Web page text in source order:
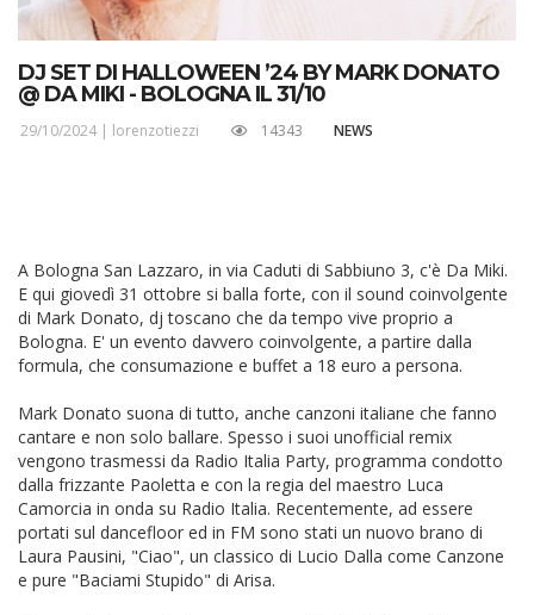
DJ SET DI HALLOWEEN ’24 BY MARK DONATO
@ DA MIKI - BOLOGNA IL 31/10
29/10/2024 | lorenzotiezzi 14343 NEWS
A Bologna San Lazzaro, in via Caduti di Sabbiuno 3, c'è Da Miki.
E qui giovedì 31 ottobre si balla forte, con il sound coinvolgente
di Mark Donato, dj toscano che da tempo vive proprio a
Bologna. E' un evento davvero coinvolgente, a partire dalla
formula, che consumazione e buffet a 18 euro a persona.
Mark Donato suona di tutto, anche canzoni italiane che fanno
cantare e non solo ballare. Spesso i suoi unofficial remix
vengono trasmessi da Radio Italia Party, programma condotto
dalla frizzante Paoletta e con la regia del maestro Luca
Camorcia in onda su Radio Italia. Recentemente, ad essere
portati sul dancefloor ed in FM sono stati un nuovo brano di
Laura Pausini, "Ciao", un classico di Lucio Dalla come Canzone
e pure "Baciami Stupido" di Arisa.